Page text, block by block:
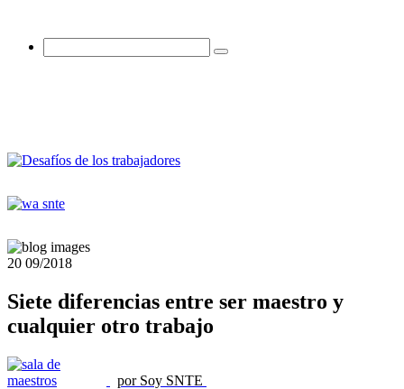
20 09/2018
Siete diferencias entre ser maestro y
cualquier otro trabajo
por Soy SNTE